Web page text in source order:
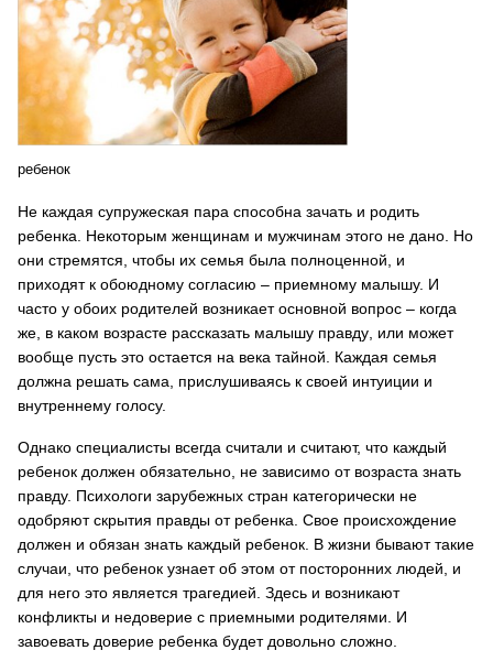
ребенок
Не каждая супружеская пара способна зачать и родить
ребенка. Некоторым женщинам и мужчинам этого не дано. Но
они стремятся, чтобы их семья была полноценной, и
приходят к обоюдному согласию – приемному малышу. И
часто у обоих родителей возникает основной вопрос – когда
же, в каком возрасте рассказать малышу правду , или может
вообще пусть это остается на века тайной. Каждая семья
должна решать сама, прислушиваясь к своей интуиции и
внутреннему голосу.
Однако специалисты всегда считали и считают, что каждый
ребенок должен обязательно, не зависимо от возраста знать
правду. Психологи зарубежных стран категорически не
одобряют скрытия правды от ребенка. Свое происхождение
должен и обязан знать каждый ребенок. В жизни бывают такие
случаи, что ребенок узнает об этом от посторонних людей, и
для него это является трагедией. Здесь и возникают
конфликты и недоверие с приемными родителями. И
завоевать доверие ребенка будет довольно сложно.